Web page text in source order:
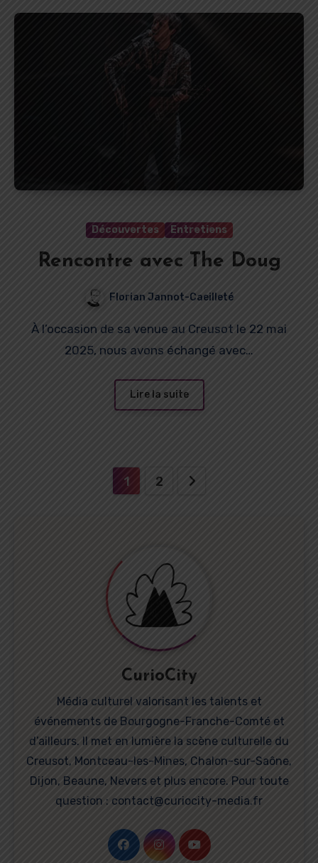
Découvertes Entretiens
Rencontre avec The Doug
Florian Jannot-Caeilleté
À l’occasion de sa venue au Creusot le 22 mai
2025, nous avons échangé avec…
Lire la suite
Pagination
1 2
CurioCity
Média culturel valorisant les talents et
événements de Bourgogne-Franche-Comté et
d’ailleurs. Il met en lumière la scène culturelle du
Creusot, Montceau-les-Mines, Chalon-sur-Saône,
Dijon, Beaune, Nevers et plus encore. Pour toute
question : contact@curiocity-media.fr